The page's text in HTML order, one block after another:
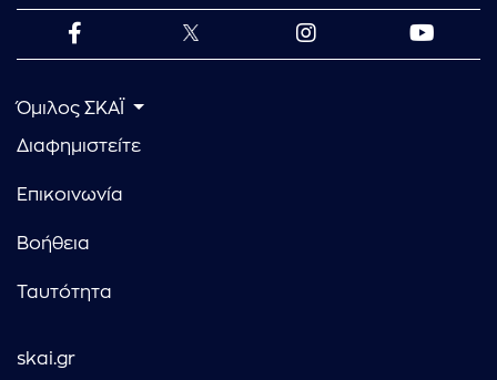
Όμιλος ΣΚΑΪ
Διαφημιστείτε
Επικοινωνία
Βοήθεια
Ταυτότητα
skai.gr